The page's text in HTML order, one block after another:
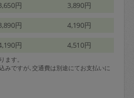
円 3,890円
円 4,190円
円 4,510円
ます。
みですが､交通費は別途にてお支払いに